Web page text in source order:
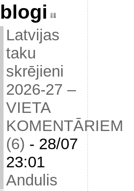
blogi
Latvijas
taku
skrējieni
2026-27 –
VIETA
KOMENTĀRIEM
(6) - 28/07
23:01
Andulis